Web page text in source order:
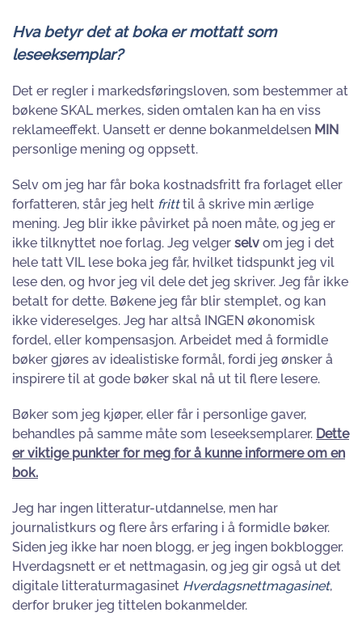
Hva betyr det at boka er mottatt som
leseeksemplar?
Det er regler i markedsføringsloven, som bestemmer at
bøkene SKAL merkes, siden omtalen kan ha en viss
reklameeffekt. Uansett er denne bokanmeldelsen MIN
personlige mening og oppsett.
Selv om jeg har får boka kostnadsfritt fra forlaget eller
forfatteren, står jeg helt fritttil å skrive min ærlige
mening. Jeg blir ikke påvirket på noen måte, og jeg er
ikke tilknyttet noe forlag. Jeg velger selv om jeg i det
hele tatt VIL lese boka jeg får, hvilket tidspunkt jeg vil
lese den, og hvor jeg vil dele det jeg skriver. Jeg får ikke
betalt for dette. Bøkene jeg får blir stemplet, og kan
ikke videreselges. Jeg har altså INGEN økonomisk
fordel, eller kompensasjon. Arbeidet med å formidle
bøker gjøres av idealistiske formål, fordi jeg ønsker å
inspirere til at gode bøker skal nå ut til flere lesere.
Bøker som jeg kjøper, eller får i personlige gaver,
behandles på samme måte som leseeksemplarer. Dette
er viktige punkter for meg for å kunne informere om en
bok.
Jeg har ingen litteratur-utdannelse, men har
journalistkurs og flere års erfaring i å formidle bøker.
Siden jeg ikke har noen blogg, er jeg ingen bokblogger.
Hverdagsnett er et nettmagasin, og jeg gir også ut det
digitale litteraturmagasinet Hverdagsnettmagasinet,
derfor bruker jeg tittelen bokanmelder.